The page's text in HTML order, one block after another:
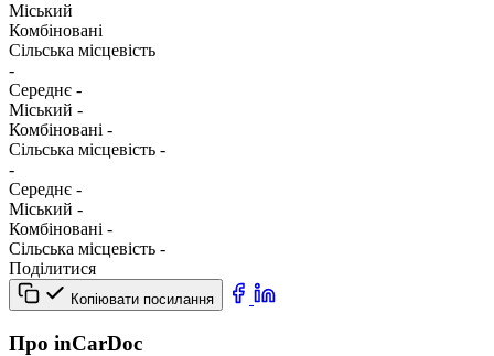
Міський
Комбіновані
Сільська місцевість
-
Середнє -
Міський -
Комбіновані -
Сільська місцевість -
-
Середнє -
Міський -
Комбіновані -
Сільська місцевість -
Поділитися
Копіювати посилання
Про inCarDoc